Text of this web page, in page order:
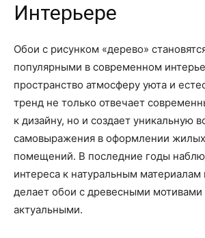
Интерьере
Обои с рисунком «дерево»
популярными в современном
пространство атмосферу уюта и
тренд не только отвечает
к дизайну, но и создает уникальную
самовыражения в оформлении
помещений. В последние годы
интереса к натуральным материалам
делает обои с древесными мотивами
актуальными.